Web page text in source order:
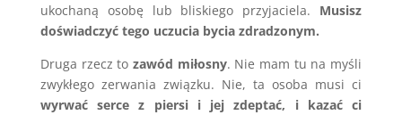
ukochaną osobę lub bliskiego przyjaciela. Musisz
doświadczyć tego uczucia bycia zdradzonym.
Druga rzecz to zawód miłosny. Nie mam tu na myśli
zwykłego zerwania związku. Nie, ta osoba musi ci
wyrwać serce z piersi i jej zdeptać, i kazać ci